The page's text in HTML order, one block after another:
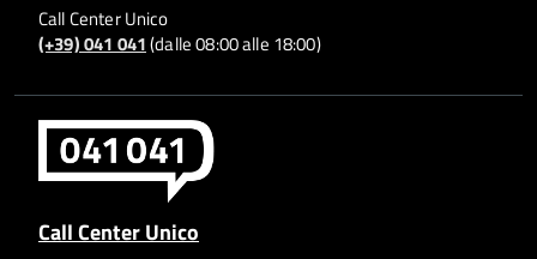
Call Center Unico
(+39) 041 041(dalle 08:00 alle 18:00)
Call Center Unico